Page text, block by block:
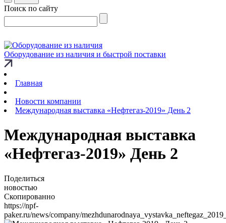
Поиск по сайту
Оборудование из наличия и быстрой поставки
Главная
Новости компании
Международная выставка «Нефтегаз-2019» День 2
Международная выставка
«Нефтегаз-2019» День 2
Поделиться
новостью
Скопированно
https://npf-
paker.ru/news/company/